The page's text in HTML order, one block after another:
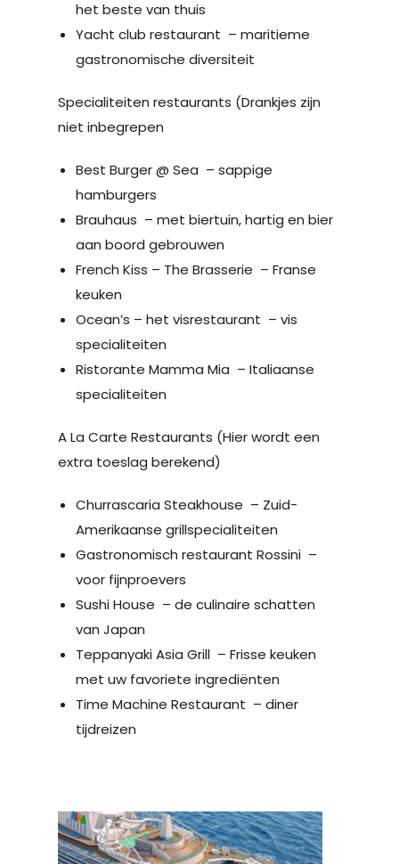
het beste van thuis
Yacht club restaurant – maritieme
gastronomische diversiteit
Specialiteiten restaurants (Drankjes zijn
niet inbegrepen
Best Burger @ Sea – sappige
hamburgers
Brauhaus – met biertuin, hartig en bier
aan boord gebrouwen
French Kiss – The Brasserie – Franse
keuken
Ocean’s – het visrestaurant – vis
specialiteiten
Ristorante Mamma Mia – Italiaanse
specialiteiten
A La Carte Restaurants (Hier wordt een
extra toeslag berekend)
Churrascaria Steakhouse – Zuid-
Amerikaanse grillspecialiteiten
Gastronomisch restaurant Rossini –
voor fijnproevers
Sushi House – de culinaire schatten
van Japan
Teppanyaki Asia Grill – Frisse keuken
met uw favoriete ingrediënten
Time Machine Restaurant – diner
tijdreizen